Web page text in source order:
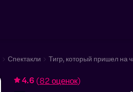
Спектакли Тигр, который пришел на
4.6 (82 оценок)